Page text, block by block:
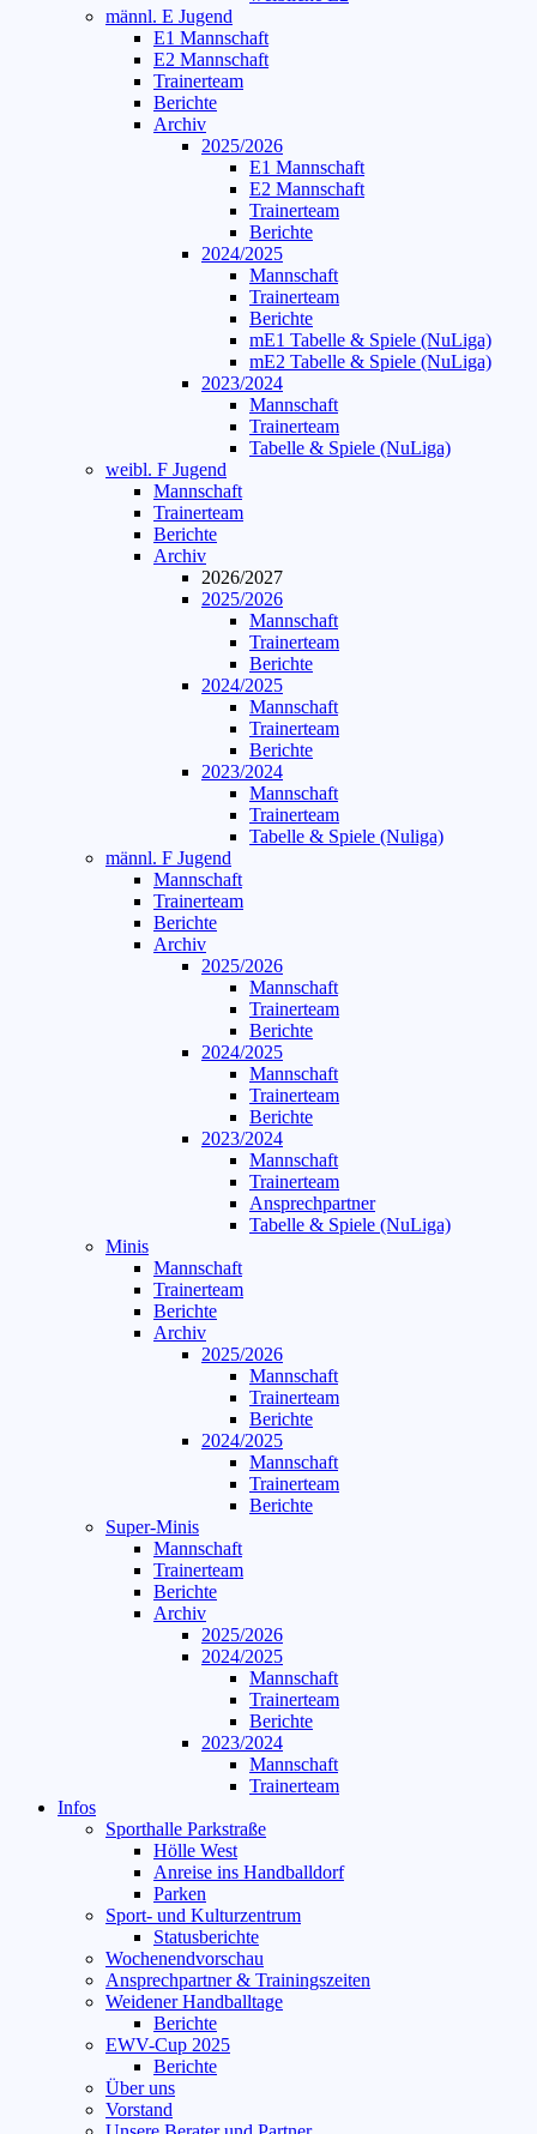
männl. E Jugend
E1 Mannschaft
E2 Mannschaft
Trainerteam
Berichte
Archiv
2025/2026
E1 Mannschaft
E2 Mannschaft
Trainerteam
Berichte
2024/2025
Mannschaft
Trainerteam
Berichte
mE1 Tabelle & Spiele (NuLiga)
mE2 Tabelle & Spiele (NuLiga)
2023/2024
Mannschaft
Trainerteam
Tabelle & Spiele (NuLiga)
weibl. F Jugend
Mannschaft
Trainerteam
Berichte
Archiv
2026/2027
2025/2026
Mannschaft
Trainerteam
Berichte
2024/2025
Mannschaft
Trainerteam
Berichte
2023/2024
Mannschaft
Trainerteam
Tabelle & Spiele (Nuliga)
männl. F Jugend
Mannschaft
Trainerteam
Berichte
Archiv
2025/2026
Mannschaft
Trainerteam
Berichte
2024/2025
Mannschaft
Trainerteam
Berichte
2023/2024
Mannschaft
Trainerteam
Ansprechpartner
Tabelle & Spiele (NuLiga)
Minis
Mannschaft
Trainerteam
Berichte
Archiv
2025/2026
Mannschaft
Trainerteam
Berichte
2024/2025
Mannschaft
Trainerteam
Berichte
Super-Minis
Mannschaft
Trainerteam
Berichte
Archiv
2025/2026
2024/2025
Mannschaft
Trainerteam
Berichte
2023/2024
Mannschaft
Trainerteam
Infos
Sporthalle Parkstraße
Hölle West
Anreise ins Handballdorf
Parken
Sport- und Kulturzentrum
Statusberichte
Wochenendvorschau
Ansprechpartner & Trainingszeiten
Weidener Handballtage
Berichte
EWV-Cup 2025
Berichte
Über uns
Vorstand